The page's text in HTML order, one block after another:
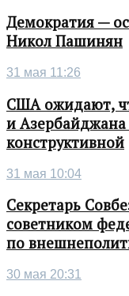
Демократия —
Никол Пашинян
31 мая 11:26
США ожидают,
и
конструктивной
31 мая 10:04
Секретарь
советником
по
30 мая 20:31